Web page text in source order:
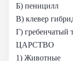
Б) пеницилл
В) клевер
Г) гребенчатый
ЦАРСТВО
1) Животные